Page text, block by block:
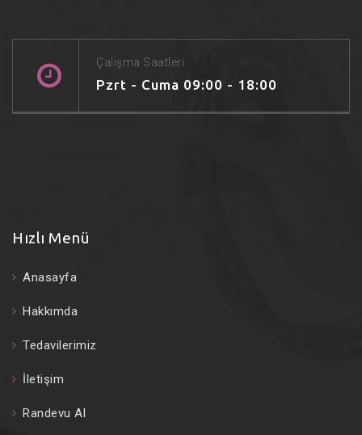
Çalışma Saatleri
Pzrt - Cuma 09:00 - 18:00
Hızlı Menü
Anasayfa
Hakkımda
Tedavilerimiz
İletişim
Randevu Al